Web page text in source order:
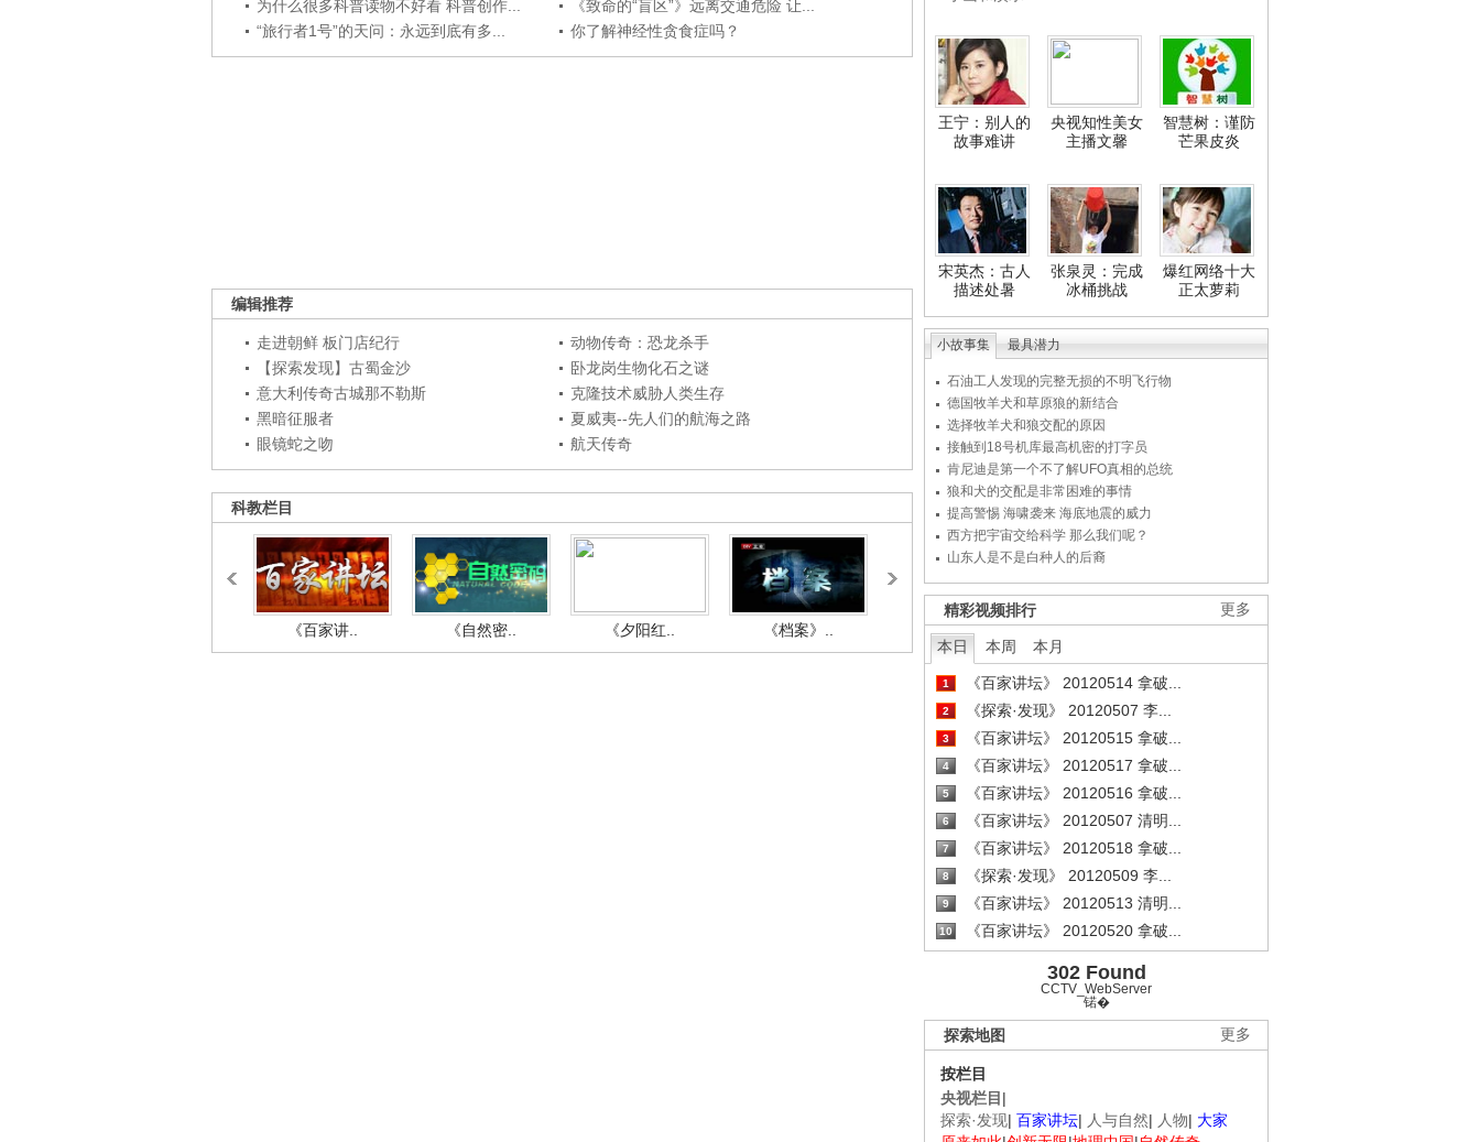
王宁：别人的
故事难讲
央视知性美女
主播文馨
智慧树：谨防
芒果皮炎
宋英杰：古人
描述处暑
张泉灵：完成
冰桶挑战
爆红网络十大
正太萝莉
小故事集 最具潜力
石油工人发现的完整无损的不明飞行物
德国牧羊犬和草原狼的新结合
选择牧羊犬和狼交配的原因
接触到18号机库最高机密的打字员
肯尼迪是第一个不了解UFO真相的总统
狼和犬的交配是非常困难的事情
提高警惕 海啸袭来 海底地震的威力
西方把宇宙交给科学 那么我们呢？
山东人是不是白种人的后裔
更多
精彩视频排行
本日 本周 本月
1 《百家讲坛》 20120514 拿破...
2 《探索·发现》 20120507 李...
3 《百家讲坛》 20120515 拿破...
4 《百家讲坛》 20120517 拿破...
5 《百家讲坛》 20120516 拿破...
6 《百家讲坛》 20120507 清明...
7 《百家讲坛》 20120518 拿破...
8 《探索·发现》 20120509 李...
9 《百家讲坛》 20120513 清明...
10 《百家讲坛》 20120520 拿破...
302 Found
CCTV_WebServer
锘�
更多
探索地图
按栏目
央视栏目 |
探索·发现| 百家讲坛| 人与自然| 人物| 大家
为什么很多科普读物不好看 科普创作...
《致命的“盲区”》远离交通危险 让...
“旅行者1号”的天问：永远到底有多...
你了解神经性贪食症吗？
编辑推荐
走进朝鲜 板门店纪行
动物传奇：恐龙杀手
【探索发现】古蜀金沙
卧龙岗生物化石之谜
意大利传奇古城那不勒斯
克隆技术威胁人类生存
黑暗征服者
夏威夷--先人们的航海之路
眼镜蛇之吻
航天传奇
科教栏目
《百家讲.. 《自然密.. 《夕阳红.. 《档案》.. 《人与自.. 《经典人.. 《中华民..